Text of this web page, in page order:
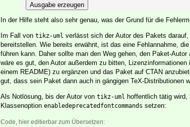
Ausgabe erzeugen
In der Hilfe steht also sehr genau, was der Grund für die
Im Fall von tikz-uml verlässt sich der Autor des Pakets
bereitstellen. Wie bereits erwähnt, ist das eine Fehlannahme,
führen kann. Daher sollte man den Weg gehen, den Paket-
wäre es gut, den Autor außerdem zu bitten,
einem README) zu ergänzen und das Paket auf CTAN
gut, dass sein Paket dann auch in gängigen TeX-Distributionen
Als Notlösung, bis der Autor von tikz-uml hoffentlich tätig
Klassenoption enabledeprecatedfontcommands setzen:
Code, hier editierbar zum Übersetzen: